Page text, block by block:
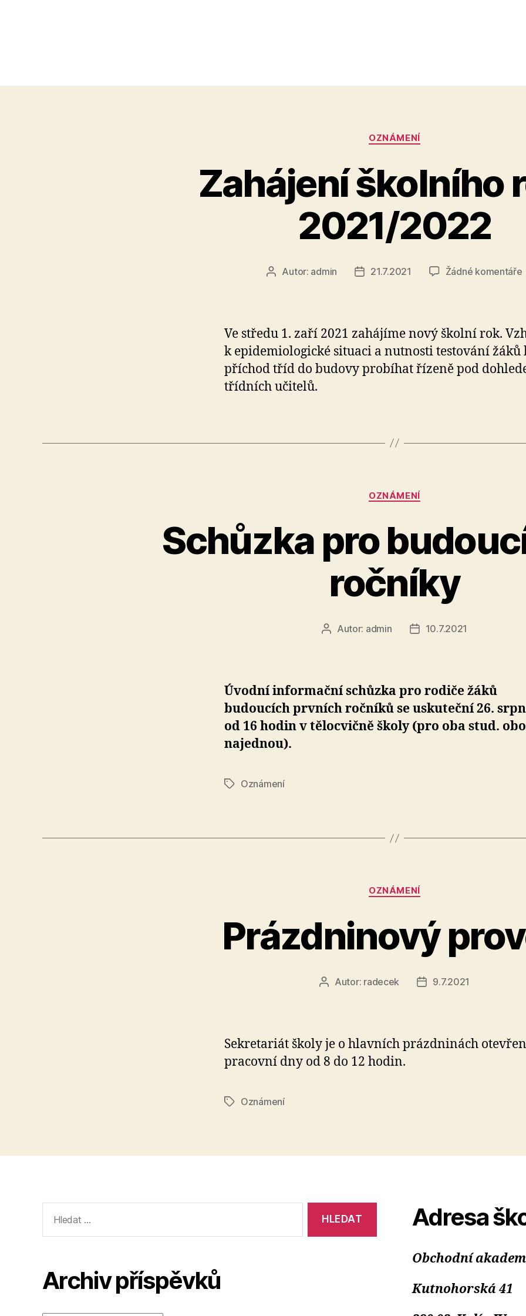
Obchodní
Kutnohorská
Rubriky
OZNÁMENÍ
Zahájení školního
2021/2022
AutorAutor: admin
Datum
21.7.2021 Žádné komentářeu
Ve středu 1. zaří 2021 zahájíme nový školní rok.
k epidemiologické situaci a nutnosti testování žáků
příchod tříd do budovy probíhat řízeně pod
třídních učitelů.
Rubriky
OZNÁMENÍ
Schůzka pro
ročníky
AutorAutor: admin
Datum
10.7.2021
Úvodní informační schůzka pro rodiče žáků
budoucích prvních ročníků se uskuteční 26.
od 16 hodin v tělocvičně školy (pro oba stud.
najednou).
ŠtítkyOznámení
Rubriky
OZNÁMENÍ
Prázdninový
AutorAutor: radecek
Datum
9.7.2021
Sekretariát školy je o hlavních prázdninách
pracovní dny od 8 do 12 hodin.
ŠtítkyOznámení
vyhledávání:
Archiv příspěvků
Adresa
Obchodní
Kutnohorská 41